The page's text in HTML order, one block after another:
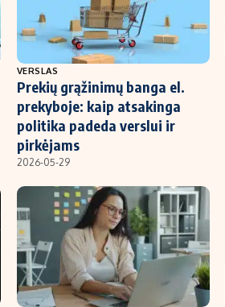
VERSLAS
Prekių grąžinimų banga el.
prekyboje: kaip atsakinga
politika padeda verslui ir
pirkėjams
2026-05-29